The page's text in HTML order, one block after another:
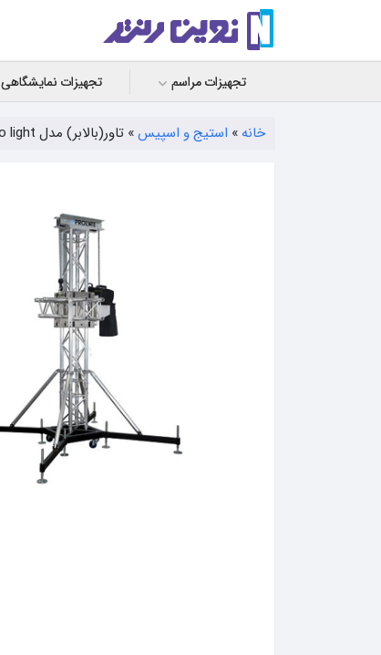
تجهیزات مراسم تجهیزات نمایشگاهی
خانه » استیج و اسپیس» تاور(بالابر) مدل pro light